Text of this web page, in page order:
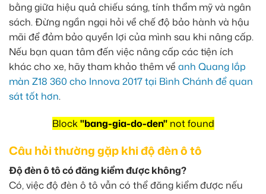
bằng giữa hiệu quả chiếu sáng, tính thẩm mỹ và ngân
sách. Đừng ngần ngại hỏi về chế độ bảo hành và hậu
mãi để đảm bảo quyền lợi của mình sau khi nâng cấp.
Nếu bạn quan tâm đến việc nâng cấp các tiện ích
khác cho xe, hãy tham khảo thêm về anh Quang lắp
màn Z18 360 cho Innova 2017 tại Bình Chánh để quan
sát tốt hơn.
Block"bang-gia-do-den"not found
Câu hỏi thường gặp khi độ đèn ô tô
Độ đèn ô tô có đăng kiểm được không?
Có, việc độ đèn ô tô vẫn có thể đăng kiểm được nếu